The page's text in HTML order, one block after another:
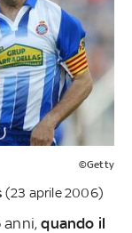
©Getty
(23 aprile 2006)
anni,quando il